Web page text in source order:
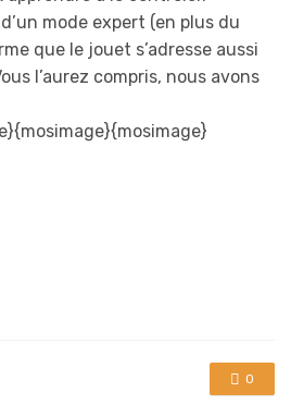
mode expert (en plus du
que le jouet s’adresse aussi
l’aurez compris, nous avons
0